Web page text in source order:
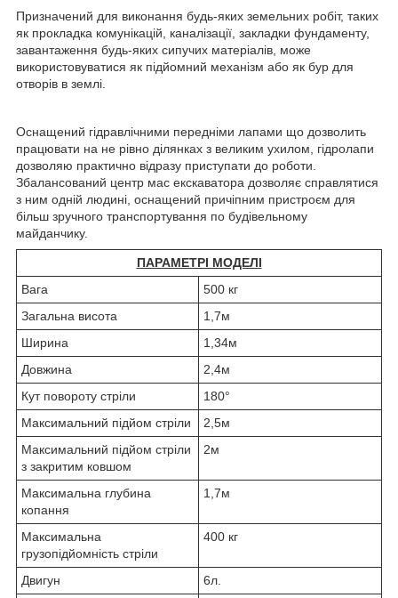
Призначений для виконання будь-яких земельних робіт, таких
як прокладка комунікацій, каналізації, закладки фундаменту,
завантаження будь-яких сипучих матеріалів, може
використовуватися як підйомний механізм або як бур для
отворів в землі.
Оснащений гідравлічними передніми лапами що дозволить
працювати на не рівно ділянках з великим ухилом, гідролапи
дозволяю практично відразу приступати до роботи.
Збалансований центр мас екскаватора дозволяє справлятися
з ним одній людині, оснащений причіпним пристроєм для
більш зручного транспортування по будівельному
майданчику.
ПАРАМЕТРІ МОДЕЛІ
Вага
500 кг
Загальна висота
1,7м
Ширина
1,34м
Довжина
2,4м
Кут повороту стріли
180°
Максимальний підйом стріли
2,5м
Максимальний підйом стріли
з закритим ковшом
2м
Максимальна глубина
копання
1,7м
Максимальна
грузопідйомність стріли
400 кг
Двигун
6л.